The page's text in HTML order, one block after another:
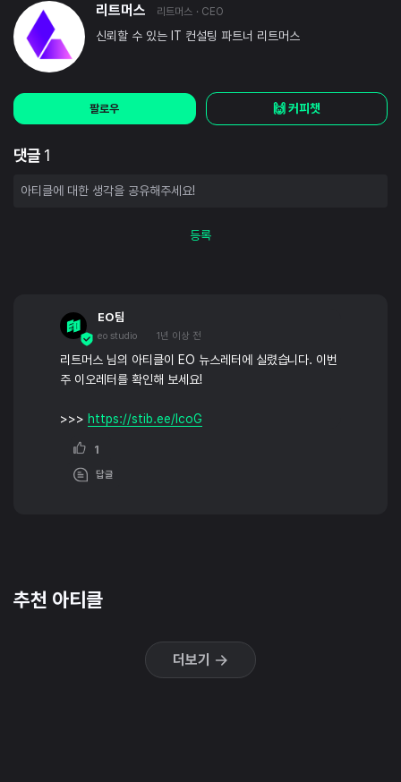
리트머스 리트머스 · CEO
신뢰할 수 있는 IT 컨설팅 파트너 리트머스
팔로우 🙌 커피챗
댓글 1
등록
EO팀
eo studio 1년 이상 전
리트머스 님의 아티클이 EO 뉴스레터에 실렸습니다. 이번
주 이오레터를 확인해 보세요!
>>> https://stib.ee/lcoG
1
답글
추천 아티클
더보기